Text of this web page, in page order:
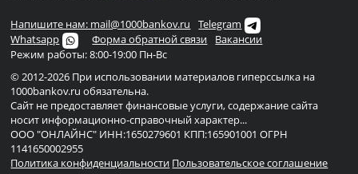
Напишите нам: mail@1000bankov.ru
Telegram
Whatsapp
Форма обратной связи
Вакансии
Режим работы: 8:00-19:00 Пн-Вс
© 2012-2026 При использовании материалов гиперссылка на
1000bankov.ru обязательна.
Сайт не предоставляет финансовые услуги, содержание сайта
носит информационно-справочный характер...
ООО "ОНЛАЙНС" ИНН:1650279601 КПП:165901001 ОГРН
1141650002955
Политика конфиденциальности Пользовательское соглашение